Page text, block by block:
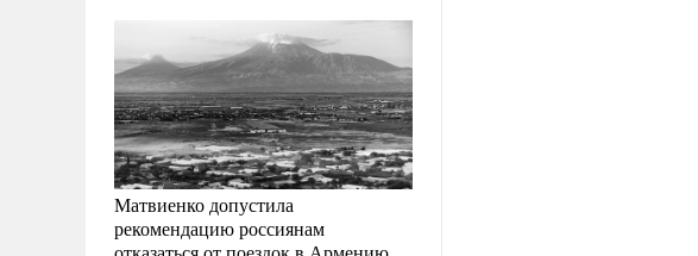
Матвиенко допустила
рекомендацию россиянам